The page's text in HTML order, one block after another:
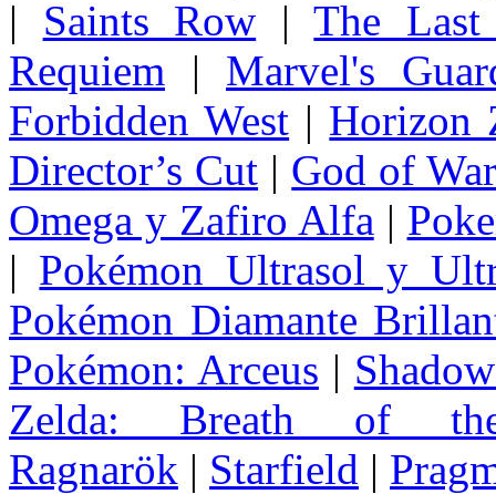
| Saints Row |The
Requiem | Marvel's
Forbidden West | Horizon
Director’s Cut | God of
Omega y Zafiro Alfa |
| Pokémon Ultrasol y
Pokémon Diamante
Pokémon: Arceus |
Zelda: Breath of
Ragnarök | Starfield |